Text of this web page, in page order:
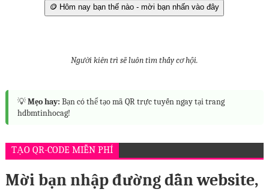
🪙 Hôm nay bạn thế nào - mời bạn nhấn vào đây
Người kiên trì sẽ luôn tìm thấy cơ hội.
💡Mẹo hay: Bạn có thể tạo mã QR trực tuyến ngay tại trang
hdbmtinhocag!
TẠO QR-CODE MIỄN PHÍ
Mời bạn nhập đường dẫn website,